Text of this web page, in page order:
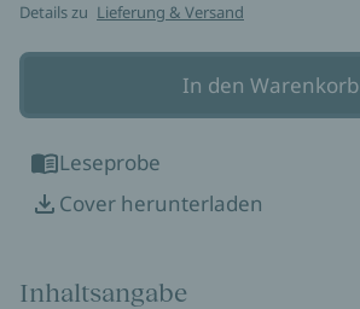
Details zu Lieferung & Versand
In den Warenkorb
Leseprobe
Cover herunterladen
Inhaltsangabe